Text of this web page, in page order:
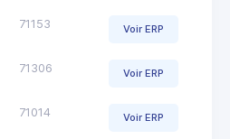
71153 Voir ERP
71306 Voir ERP
71014 Voir ERP